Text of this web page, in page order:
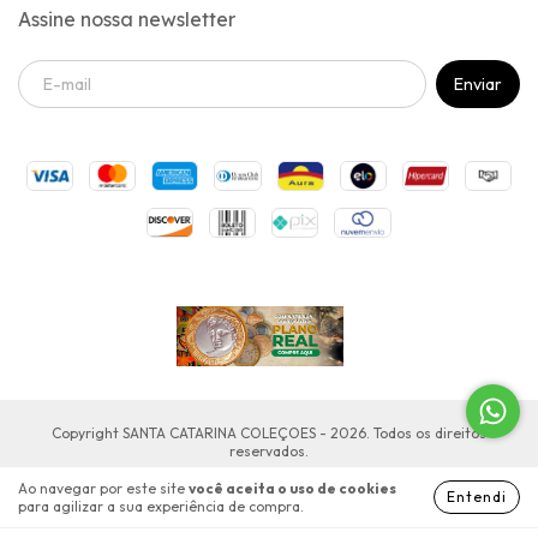
Ao navegar por este site você aceita o uso de cookies
para agilizar a sua experiência de compra.
Entendi
Assine nossa newsletter
Copyright SANTA CATARINA COLEÇOES - 2026. Todos os direitos
reservados.